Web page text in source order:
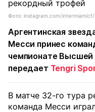
Фото: instagram.com/intermiamicf/
Аргентинская
Месси принес
чемпионате Высшей
передает Tengri
В матче 32-го тура
команда Месси